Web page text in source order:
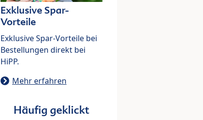
Exklusive Spar-
Vorteile
Exklusive Spar-Vorteile bei
Bestellungen direkt bei
HiPP.
Mehr erfahren
Häufig geklickt